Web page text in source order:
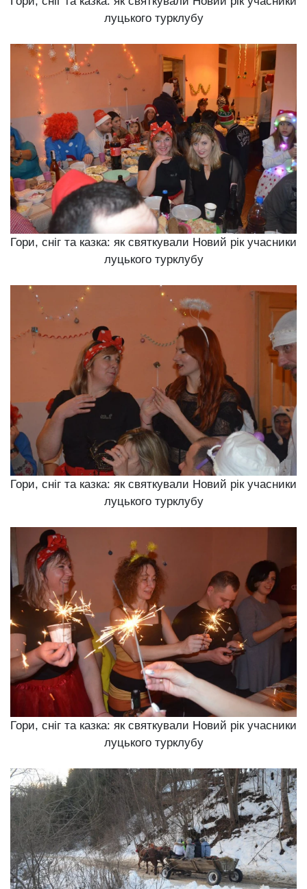
луцького турклубу
Гори, сніг та казка: як святкували Новий рік учасники
луцького турклубу
Гори, сніг та казка: як святкували Новий рік учасники
луцького турклубу
Гори, сніг та казка: як святкували Новий рік учасники
луцького турклубу